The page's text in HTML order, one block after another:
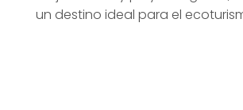
un destino ideal para el